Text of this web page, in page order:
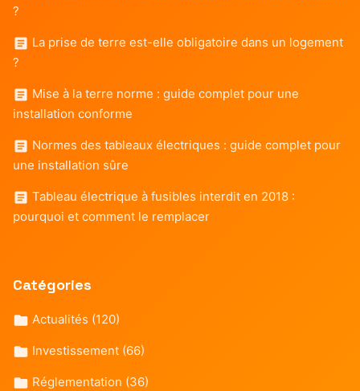
?
La prise de terre est-elle obligatoire dans un logement
?
Mise à la terre norme : guide complet pour une
installation conforme
Normes des tableaux électriques : guide complet pour
une installation sûre
Tableau électrique à fusibles interdit en 2018 :
pourquoi et comment le remplacer
Catégories
Actualités (120)
Investissement (66)
Réglementation (36)